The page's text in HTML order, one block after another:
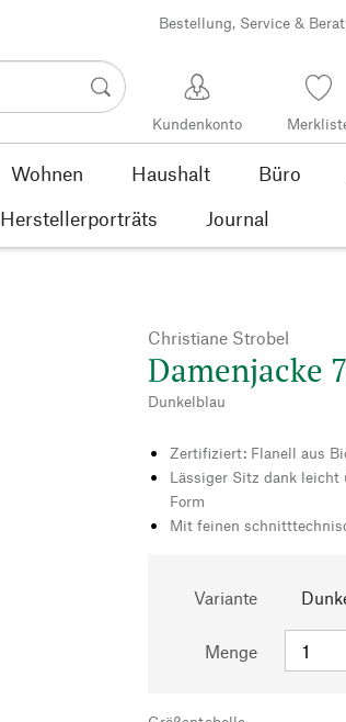
Bestellung, Service &
Kundenkonto
Wohnen Haushalt Büro
Herstellerporträts Journal
Christiane Strobel
Damenjacke
Dunkelblau
Zertifiziert: Flanell aus
Lässiger Sitz dank leicht
Form
Mit feinen
Variante
Menge